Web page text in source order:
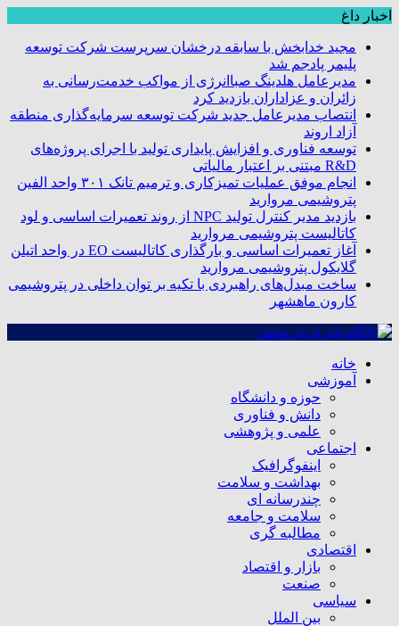
اخبار داغ
مجید خدابخش با سابقه درخشان سرپرست شرکت توسعه
پلیمر پادجم شد
مدیرعامل هلدینگ صباانرژی از مواکب خدمت‌رسانی به
زائران و عزاداران بازدید کرد
انتصاب مدیرعامل جدید شرکت توسعه سرمایه‌گذاری منطقه
آزاد اروند
توسعه فناوری و افزایش پایداری تولید با اجرای پروژه‌های
R&D مبتنی بر اعتبار مالیاتی
انجام موفق عملیات تمیزکاری و ترمیم تانک ۳۰۱ واحد الفین
پتروشیمی مروارید
بازدید مدیر کنترل تولید NPC از روند تعمیرات اساسی و لود
کاتالیست پتروشیمی مروارید
آغاز تعمیرات اساسی و بارگذاری کاتالیست EO در واحد اتیلن
گلایکول پتروشیمی مروارید
ساخت مبدل‌های راهبردی با تکیه بر توان داخلی در پتروشیمی
کارون ماهشهر
خانه
آموزشی
حوزه و دانشگاه
دانش و فناوری
علمی و پژوهشی
اجتماعی
اینفوگرافیک
بهداشت و سلامت
چندرسانه ای
سلامت و جامعه
مطالبه گری
اقتصادی
بازار و اقتصاد
صنعت
سیاسی
بین الملل